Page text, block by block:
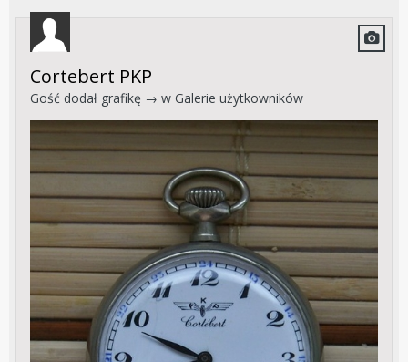
Cortebert PKP
Gość dodał grafikę → w Galerie użytkowników